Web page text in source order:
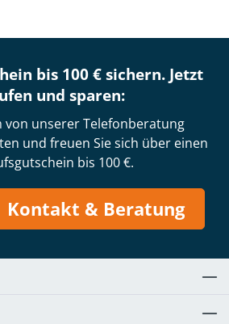
bis 100 € sichern. Jetzt
und sparen:
von unserer Telefonberatung
und freuen Sie sich über einen
bis 100 €.
Kontakt & Beratung